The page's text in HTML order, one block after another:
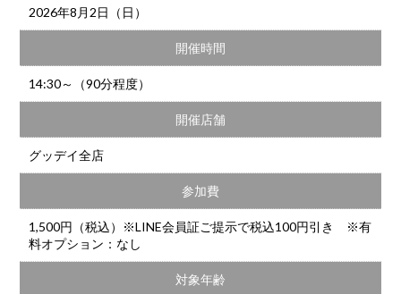
2026年8月2日（日）
開催時間
14:30～（90分程度）
開催店舗
グッデイ全店
参加費
1,500円（税込）※LINE会員証ご提示で税込100円引き ※有
料オプション：なし
対象年齢